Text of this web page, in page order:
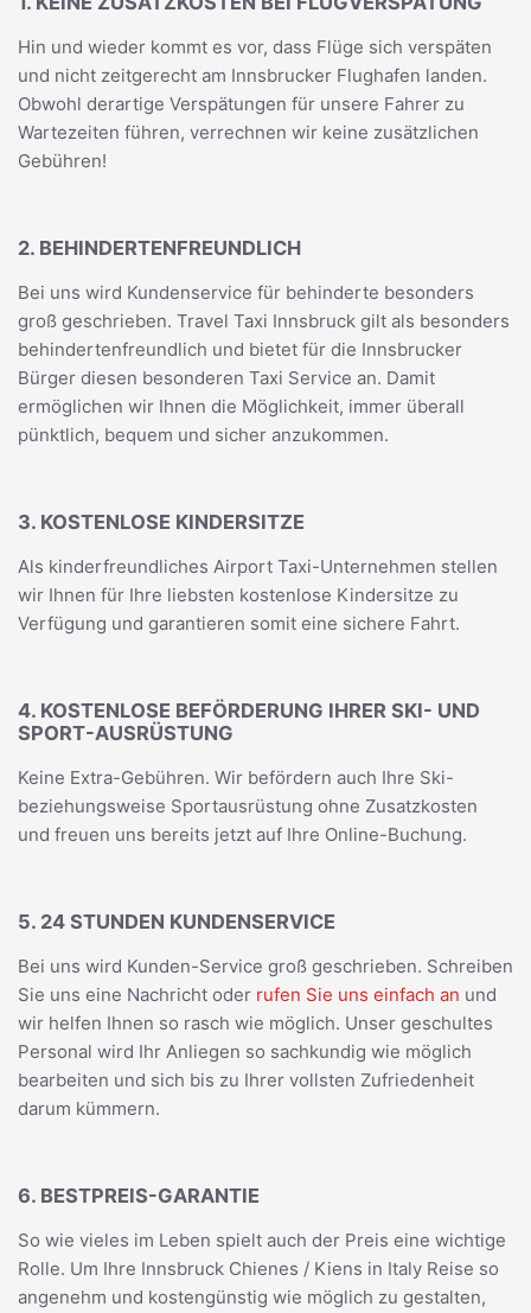
Hin und wieder kommt es vor, dass Flüge sich verspäten
und nicht zeitgerecht am Innsbrucker Flughafen landen.
Obwohl derartige Verspätungen für unsere Fahrer zu
Wartezeiten führen, verrechnen wir keine zusätzlichen
Gebühren!
2. BEHINDERTENFREUNDLICH
Bei uns wird Kundenservice für behinderte besonders
groß geschrieben. Travel Taxi Innsbruck gilt als besonders
behindertenfreundlich und bietet für die Innsbrucker
Bürger diesen besonderen Taxi Service an. Damit
ermöglichen wir Ihnen die Möglichkeit, immer überall
pünktlich, bequem und sicher anzukommen.
3. KOSTENLOSE KINDERSITZE
Als kinderfreundliches Airport Taxi-Unternehmen stellen
wir Ihnen für Ihre liebsten kostenlose Kindersitze zu
Verfügung und garantieren somit eine sichere Fahrt.
4. KOSTENLOSE BEFÖRDERUNG IHRER SKI- UND
SPORT-AUSRÜSTUNG
Keine Extra-Gebühren. Wir befördern auch Ihre Ski-
beziehungsweise Sportausrüstung ohne Zusatzkosten
und freuen uns bereits jetzt auf Ihre Online-Buchung.
5. 24 STUNDEN KUNDENSERVICE
Bei uns wird Kunden-Service groß geschrieben. Schreiben
Sie uns eine Nachricht oder rufen Sie uns einfach an und
wir helfen Ihnen so rasch wie möglich. Unser geschultes
Personal wird Ihr Anliegen so sachkundig wie möglich
bearbeiten und sich bis zu Ihrer vollsten Zufriedenheit
darum kümmern.
6. BESTPREIS-GARANTIE
So wie vieles im Leben spielt auch der Preis eine wichtige
Rolle. Um Ihre Innsbruck Chienes / Kiens in Italy Reise so
angenehm und kostengünstig wie möglich zu gestalten,